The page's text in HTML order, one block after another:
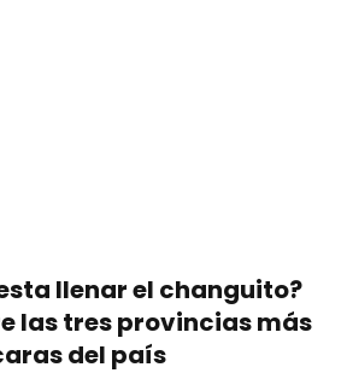
llenar el changuito?
las tres provincias más
del país